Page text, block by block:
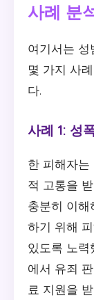
사례 분
여기서는
몇 가지 사
다.
사례 1: 성
한 피해자는
적 고통을
충분히 이해
하기 위해
있도록 노력
에서 유죄
료 지원을